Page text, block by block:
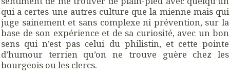
qui a certes une autres culture que la mienne mais qui
juge sainement et sans complexe ni prévention, sur la
base de son expérience et de sa curiosité, avec un bon
sens qui n’est pas celui du philistin, et cette pointe
d’humour terrien qu’on ne trouve guère chez les
bourgeois ou les clercs.